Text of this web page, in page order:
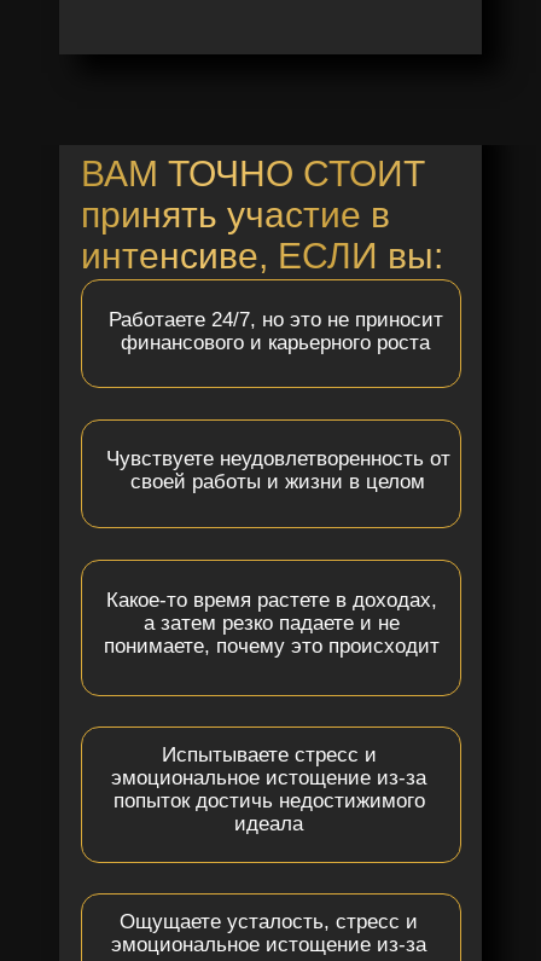
ВАМ ТОЧНО СТОИТ
принять участие в
интенсиве, ЕСЛИ вы:
Какое-то время растете в доходах,
а затем резко падаете и не
понимаете, почему это происходит
Чувствуете неудовлетворенность от
своей работы и жизни в целом
Испытываете стресс и
эмоциональное истощение из-за
попыток достичь недостижимого
идеала
Ощущаете усталость, стресс и
эмоциональное истощение из-за
Работаете 24/7, но это не приносит
финансового и карьерного роста